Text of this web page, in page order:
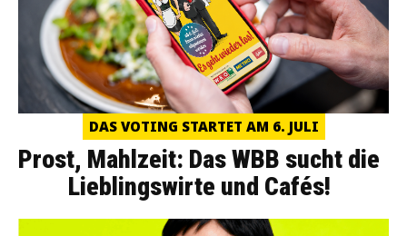
DAS VOTING STARTET AM 6. JULI
Prost, Mahlzeit: Das WBB sucht die
Lieblingswirte und Cafés!